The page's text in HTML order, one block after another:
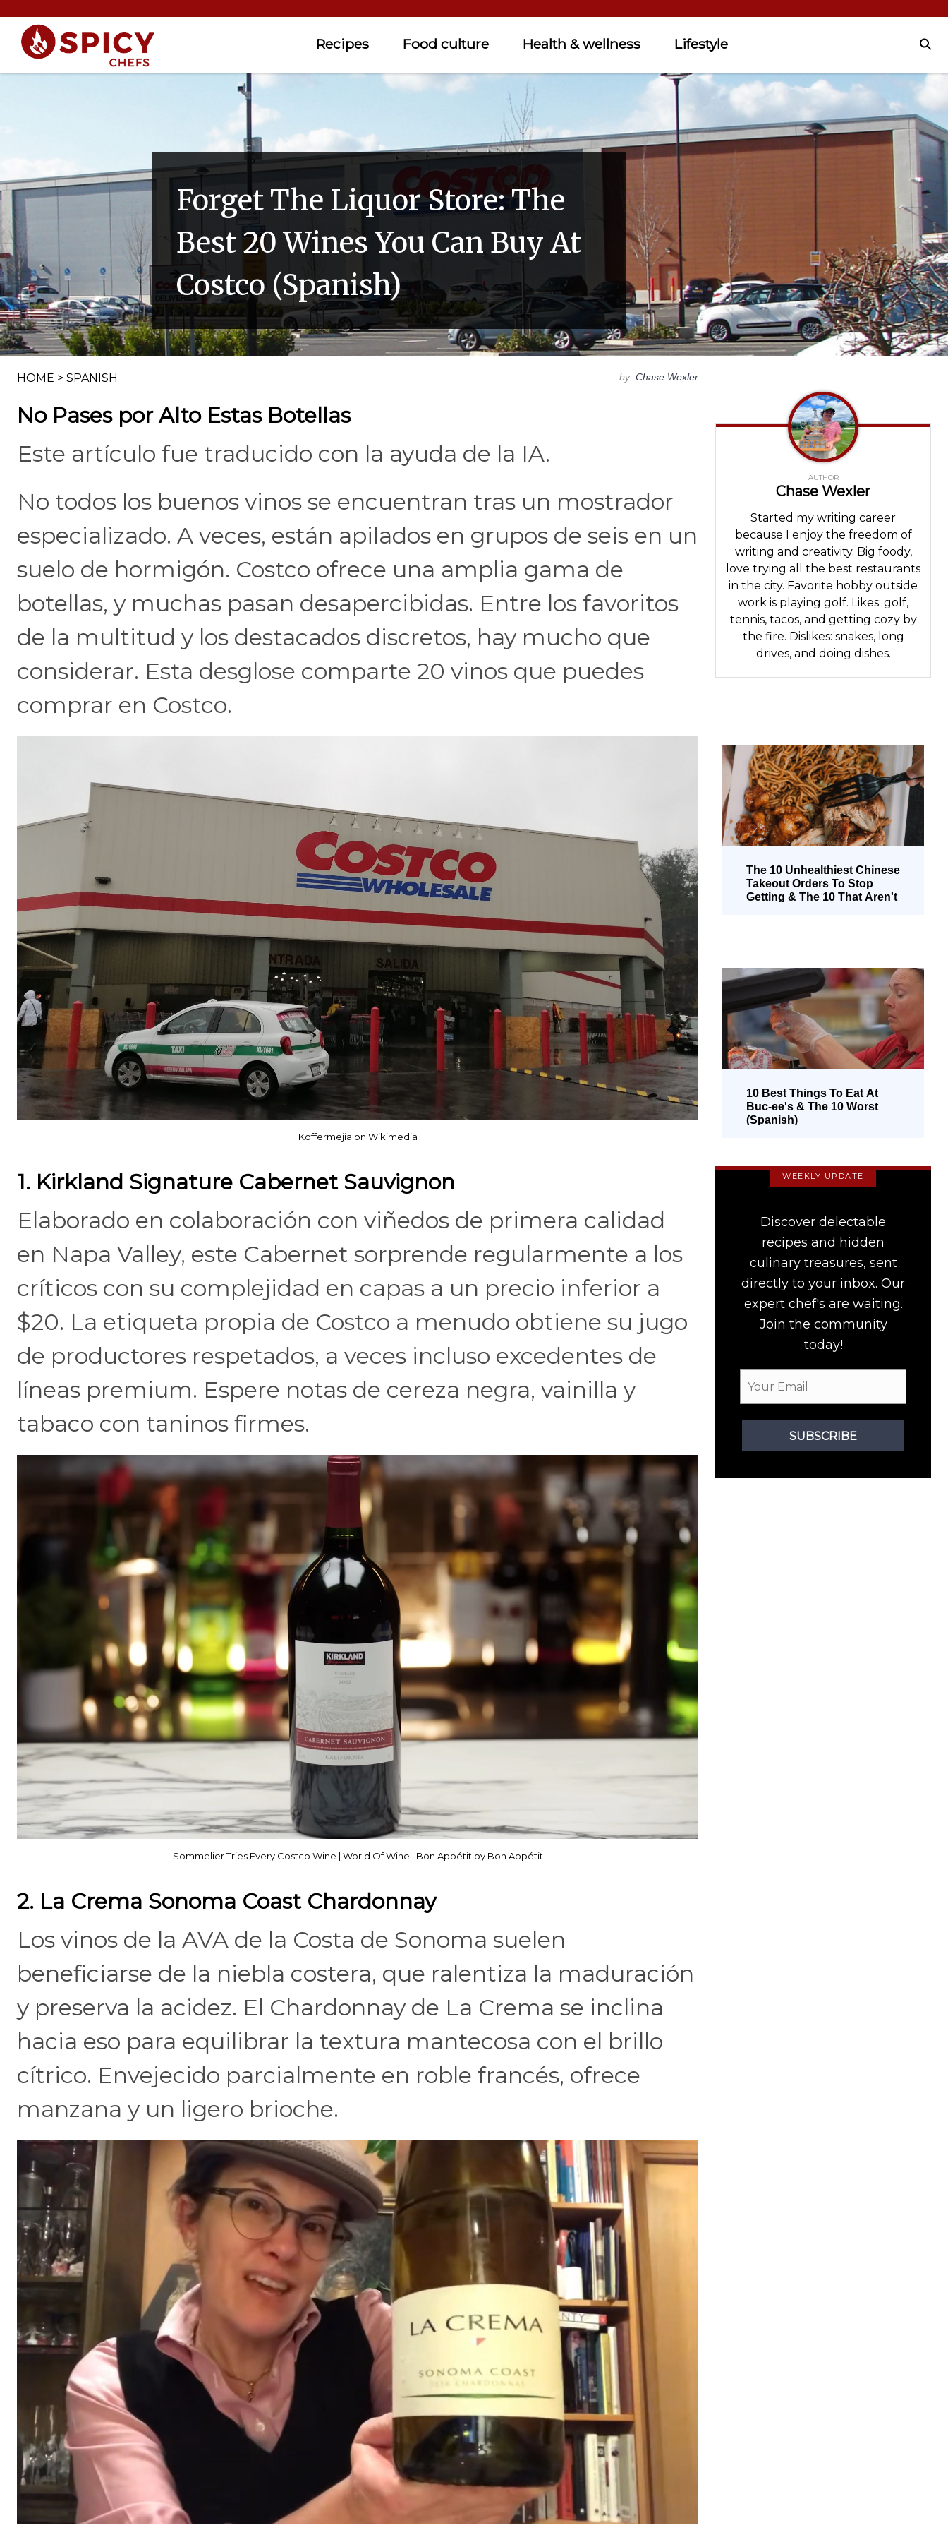
Recipes Food culture Health & wellness Lifestyle
Forget The Liquor Store: The
Best 20 Wines You Can Buy At
Costco (Spanish)
HOME > SPANISH by Chase Wexler
No Pases por Alto Estas Botellas
Este artículo fue traducido con la ayuda de la IA.
No todos los buenos vinos se encuentran tras un mostrador
especializado. A veces, están apilados en grupos de seis en un
suelo de hormigón. Costco ofrece una amplia gama de
botellas, y muchas pasan desapercibidas. Entre los favoritos
de la multitud y los destacados discretos, hay mucho que
considerar. Esta desglose comparte 20 vinos que puedes
comprar en Costco.
Koffermejia on Wikimedia
1. Kirkland Signature Cabernet Sauvignon
Elaborado en colaboración con viñedos de primera calidad
en Napa Valley, este Cabernet sorprende regularmente a los
críticos con su complejidad en capas a un precio inferior a
$20. La etiqueta propia de Costco a menudo obtiene su jugo
de productores respetados, a veces incluso excedentes de
líneas premium. Espere notas de cereza negra, vainilla y
tabaco con taninos firmes.
Sommelier Tries Every Costco Wine | World Of Wine | Bon Appétit by Bon Appétit
2. La Crema Sonoma Coast Chardonnay
Los vinos de la AVA de la Costa de Sonoma suelen
beneficiarse de la niebla costera, que ralentiza la maduración
y preserva la acidez. El Chardonnay de La Crema se inclina
hacia eso para equilibrar la textura mantecosa con el brillo
cítrico. Envejecido parcialmente en roble francés, ofrece
manzana y un ligero brioche.
AUTHOR
Chase Wexler
Started my writing career
because I enjoy the freedom of
writing and creativity. Big foody,
love trying all the best restaurants
in the city. Favorite hobby outside
work is playing golf. Likes: golf,
tennis, tacos, and getting cozy by
the fire. Dislikes: snakes, long
drives, and doing dishes.
The 10 Unhealthiest Chinese
Takeout Orders To Stop
Getting & The 10 That Aren't
10 Best Things To Eat At
Buc-ee's & The 10 Worst
(Spanish)
WEEKLY UPDATE
Discover delectable
recipes and hidden
culinary treasures, sent
directly to your inbox. Our
expert chef's are waiting.
Join the community
today!
SUBSCRIBE